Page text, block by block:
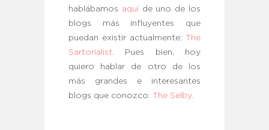
hablábamos aquí de uno de los
blogs más influyentes que
puedan existir actualmente:
The
Sartorialist . Pues bien, hoy
quiero hablar de otro de los
más grandes e interesantes
blogs que conozco:
The Selby